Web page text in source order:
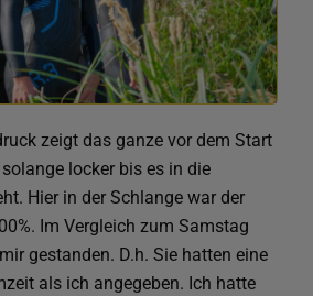
zeigt das ganze vor dem Start
locker bis es in die
Hier in der Schlange war der
Im Vergleich zum Samstag
gestanden. D.h. Sie hatten eine
als ich angegeben. Ich hatte